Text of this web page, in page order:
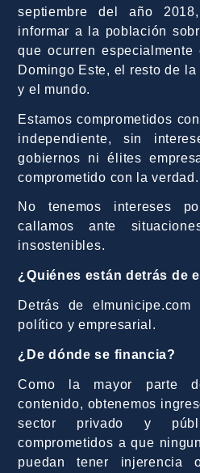
septiembre del año
informar a la población
que ocurren
Domingo Este, el resto de
y el mundo.
Estamos comprometidos
independiente, sin
gobiernos ni élites
comprometido con la verdad.
No tenemos intereses
callamos ante
insostenibles.
¿Quiénes están detrás de
Detrás de
político y empresarial.
¿De dónde se financia?
Como la mayor parte
contenido, obtenemos
sector privado y
comprometidos a que
puedan tener injerencia